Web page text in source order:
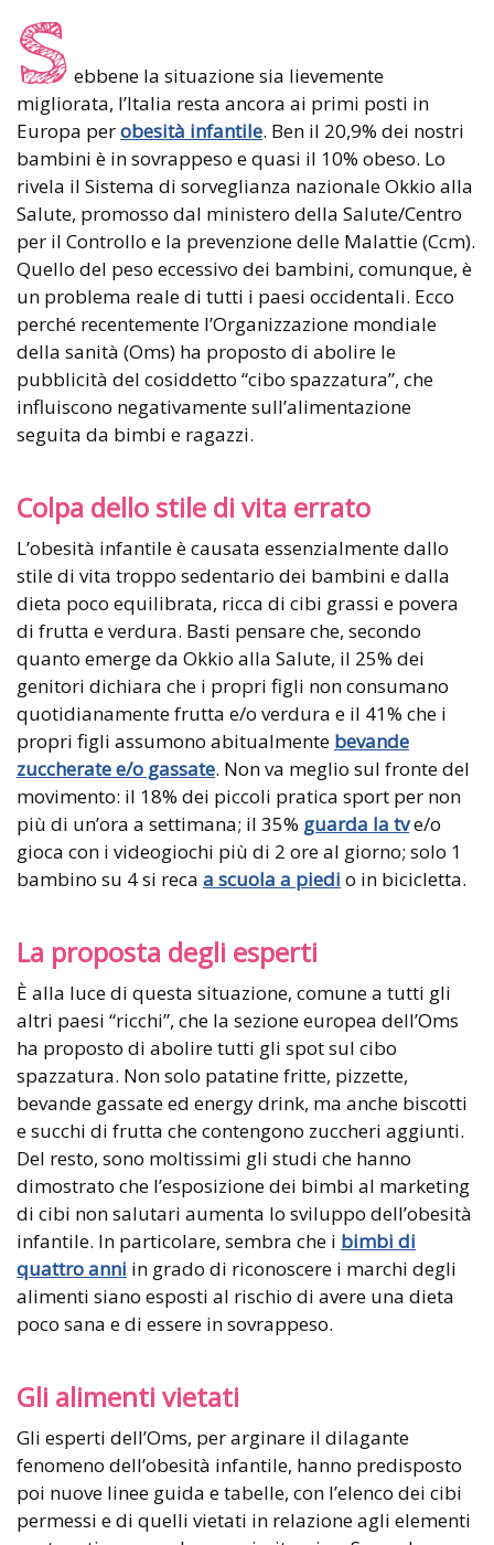
S ebbene la situazione sia lievemente
migliorata, l’Italia resta ancora ai primi posti in
Europa perobesità infantile. Ben il 20,9% dei nostri
bambini è in sovrappeso e quasi il 10% obeso. Lo
rivela il Sistema di sorveglianza nazionale Okkio alla
Salute, promosso dal ministero della Salute/Centro
per il Controllo e la prevenzione delle Malattie (Ccm).
Quello del peso eccessivo dei bambini, comunque, è
un problema reale di tutti i paesi occidentali. Ecco
perché recentemente l’Organizzazione mondiale
della sanità (Oms) ha proposto di abolire le
pubblicità del cosiddetto “cibo spazzatura”, che
influiscono negativamente sull’alimentazione
seguita da bimbi e ragazzi.
Colpa dello stile di vita errato
L’obesità infantile è causata essenzialmente dallo
stile di vita troppo sedentario dei bambini e dalla
dieta poco equilibrata, ricca di cibi grassi e povera
di frutta e verdura. Basti pensare che, secondo
quanto emerge da Okkio alla Salute, il 25% dei
genitori dichiara che i propri figli non consumano
quotidianamente frutta e/o verdura e il 41% che i
propri figli assumono abitualmente bevande
zuccherate e/o gassate. Non va meglio sul fronte del
movimento: il 18% dei piccoli pratica sport per non
più di un’ora a settimana; il 35% guarda la tve/o
gioca con i videogiochi più di 2 ore al giorno; solo 1
bambino su 4 si reca a scuola a piedi o in bicicletta.
La proposta degli esperti
È alla luce di questa situazione, comune a tutti gli
altri paesi “ricchi”, che la sezione europea dell’Oms
ha proposto di abolire tutti gli spot sul cibo
spazzatura. Non solo patatine fritte, pizzette,
bevande gassate ed energy drink, ma anche biscotti
e succhi di frutta che contengono zuccheri aggiunti.
Del resto, sono moltissimi gli studi che hanno
dimostrato che l’esposizione dei bimbi al marketing
di cibi non salutari aumenta lo sviluppo dell’obesità
infantile. In particolare, sembra che i bimbi di
quattro anni in grado di riconoscere i marchi degli
alimenti siano esposti al rischio di avere una dieta
poco sana e di essere in sovrappeso.
Gli alimenti vietati
Gli esperti dell’Oms, per arginare il dilagante
fenomeno dell’obesità infantile, hanno predisposto
poi nuove linee guida e tabelle, con l’elenco dei cibi
permessi e di quelli vietati in relazione agli elementi